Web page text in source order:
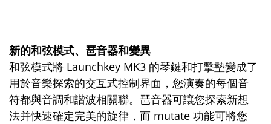
新的和弦模式、琶音器和變異
和弦模式將 Launchkey MK3 的琴鍵和打擊墊變成了
用於音樂探索的交互式控制界面，您演奏的每個音
符都與音調和諧波相關聯。琶音器可讓您探索新想
法并快速確定完美的旋律，而 mutate 功能可將您